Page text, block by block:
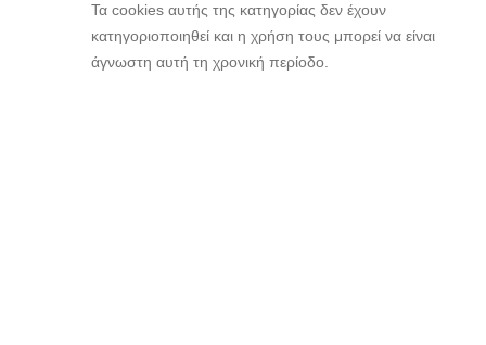
Τα cookies αυτής της κατηγορίας δεν έχουν
κατηγοριοποιηθεί και η χρήση τους μπορεί να είναι
άγνωστη αυτή τη χρονική περίοδο.